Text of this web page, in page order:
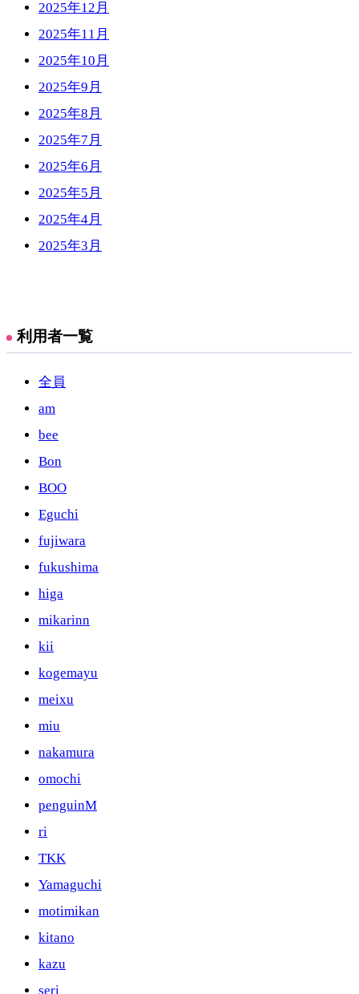
2025年12月
2025年11月
2025年10月
2025年9月
2025年8月
2025年7月
2025年6月
2025年5月
2025年4月
2025年3月
利用者一覧
全員
am
bee
Bon
BOO
Eguchi
fujiwara
fukushima
higa
mikarinn
kii
kogemayu
meixu
miu
nakamura
omochi
penguinM
ri
TKK
Yamaguchi
motimikan
kitano
kazu
seri